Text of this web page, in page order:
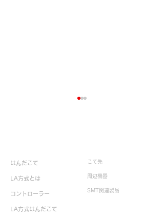
ゴールデンウイーク 休業
はんだこて
LA方式とは
コントローラー
LA方式はんだこて
こて先
周辺機器
SMT関連製品